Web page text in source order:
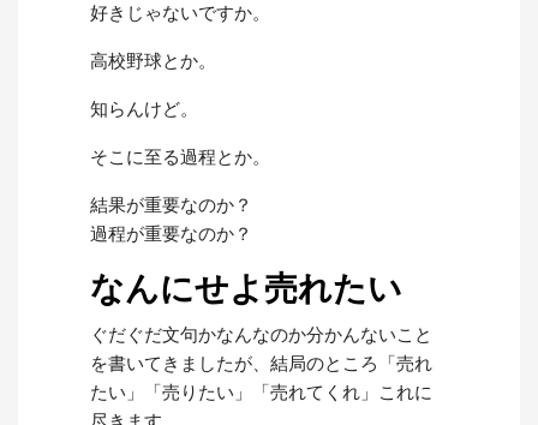
好きじゃないですか。
高校野球とか。
知らんけど。
そこに至る過程とか。
結果が重要なのか？
過程が重要なのか？
なんにせよ売れたい
ぐだぐだ文句かなんなのか分かんないこと
を書いてきましたが、結局のところ「売れ
たい」「売りたい」「売れてくれ」これに